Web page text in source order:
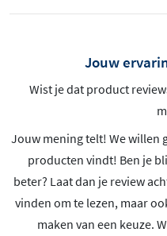
Jouw
Wist je dat product
Jouw mening telt! We willen
producten vindt! Ben je
beter? Laat dan je review
vinden om te lezen, maar
maken van een keuze.